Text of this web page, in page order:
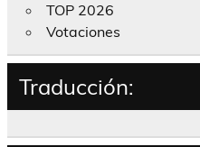
TOP 2026
Votaciones
Traducción: